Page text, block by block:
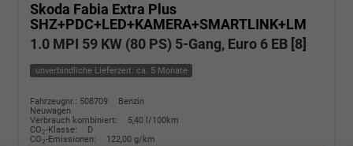
Skoda Fabia Extra Plus
SHZ+PDC+LED+KAMERA+SMARTLINK+LM
1.0 MPI 59 KW (80 PS) 5-Gang, Euro 6 EB [8]
unverbindliche Lieferzeit: ca. 5 Monate
Fahrzeugnr.: 508709
Benzin
Neuwagen
Verbrauch kombiniert:
5,40 l/100km
CO2-Klasse:
D
CO2-Emissionen: 122,00 g/km